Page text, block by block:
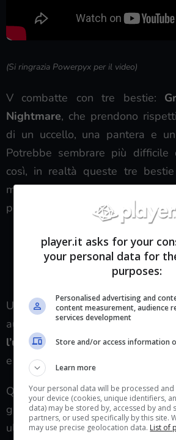
(Si ringrazia Powerpyx per il video)
V combatte con tre bestie:
Nightmare, che prendono
di un uccello, una pantera e
Potrebbe sembrare più difficile
così, in realtà queste tre
meno come le spade e le
personaggi di Devil May Cry 5.
Shadow è l’attacco in
Il tuono di Griffon è il suo
Nightmare è simile al Devil
Uno dei modi migliori per
aumentare il grado è quello di
l’upgrade di ciascuna delle
e acquistandone di nuove.
Questo è ciò che c’è da
grado SSS in Devil May Cry 5.
ulteriore aiuto sul gioco, puoi
player.it asks for your
your personal data for
purposes:
Personalised advertising and
content measurement, audience
services development
Store and/or access information
Learn more
Your personal data will be processed
your device (cookies, unique identifiers,
data) may be stored by, accessed by and
partners, or used specifically by this site.
may use precise geolocation data. List of